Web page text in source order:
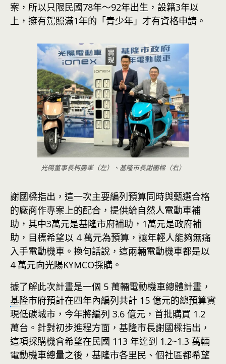
案，所以只限民國78年～92年出生，設籍3年以
上，擁有駕照滿1年的「青少年」才有資格申請。
光陽董事長柯勝峯（左）、基隆市長謝國樑（右）
謝國樑指出，這一次主要編列預算同時與甄選合格
的廠商作專案上的配合，提供給自然人電動車補
助，其中3萬元是基隆市府補助，1萬元是政府補
助，目標希望以 4 萬元為預算，讓年輕人能夠無痛
入手電動機車。換句話說，這兩輛電動機車都是以
4 萬元向光陽KYMCO採購。
據了解此次計畫是一個 5 萬輛電動機車總體計畫，
基隆市府預計在四年內編列共計 15 億元的總預算實
現低碳城市，今年將編列 3.6 億元，首批購買 1.2
萬台。針對初步進程方面，基隆市長謝國樑指出，
這項採購機會希望在民國 113 年達到 1.2~1.3 萬輛
電動機車總量之後，基隆市各里民、個社區都希望